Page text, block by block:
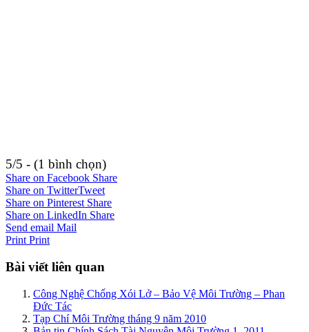
5/5 - (1 bình chọn)
Share on Facebook Share
Share on TwitterTweet
Share on Pinterest Share
Share on LinkedIn Share
Send email Mail
Print Print
Bài viết liên quan
Công Nghệ Chống Xói Lở – Bảo Vệ Môi Trường – Phan
Đức Tác
Tạp Chí Môi Trường tháng 9 năm 2010